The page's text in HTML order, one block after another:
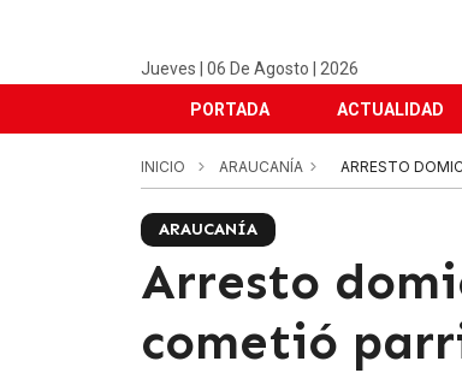
Jueves | 06 De Agosto | 2026
PORTADA ACTUALIDAD
INICIO ARAUCANÍA ARRESTO
ARAUCANÍA
Arresto
cometió